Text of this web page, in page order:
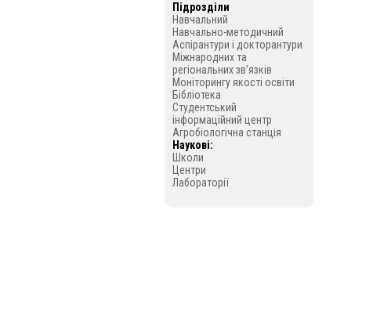
Підрозділи
Навчальний
Навчально-методичний
Аспірантури і докторантури
Міжнародних та
регіональних зв’язків
Моніторингу якості освіти
Бібліотека
Студентський
інформаційний центр
Агробіологічна станція
Наукові:
Школи
Центри
Лабораторії